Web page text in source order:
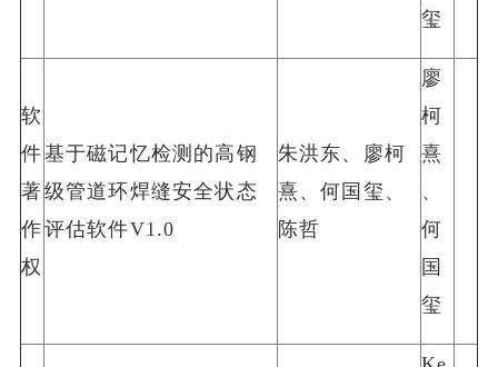
玺
软
件
著
作
权
基于磁记忆检测的高钢
级管道环焊缝安全状态
评估软件V1.0
朱洪东、廖柯
熹、何国玺、
陈哲
廖
柯
熹
、
何
国
玺